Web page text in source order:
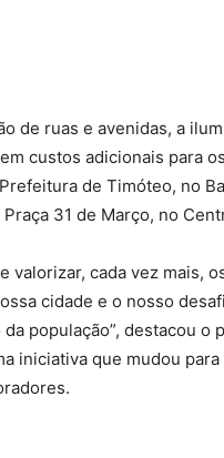
de ruas e avenidas, a
custos adicionais para
de Timóteo, no
31 de Março, no
valorizar, cada vez mais,
cidade e o nosso
população”, destacou o
iniciativa que mudou